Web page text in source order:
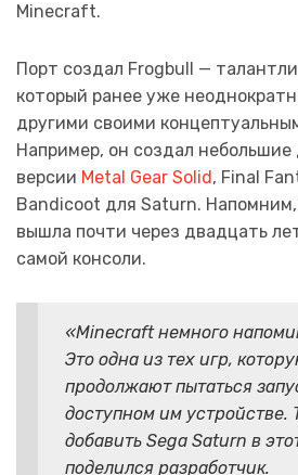
Minecraft.
Порт создал Frogbull —
который ранее уже
другими своими
Например, он создал
версии Metal Gear Solid , Final
Bandicoot для Saturn. Напомним,
вышла почти через двадцать
самой консоли.
«Minecraft немного
Это одна из тех игр,
продолжают пытаться
доступном им
добавить Sega Saturn в
поделился разработчик.